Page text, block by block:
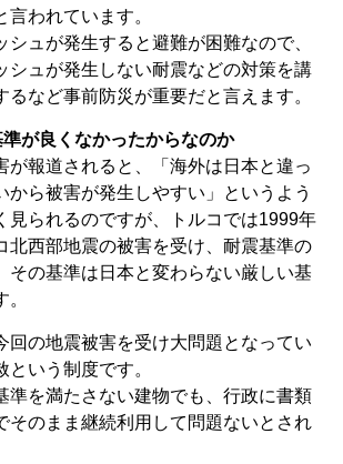
言われています。
シュが発生すると避難が困難なので、
シュが発生しない耐震などの対策を講
るなど事前防災が重要だと言えます。
が良くなかったからなのか
が報道されると、「海外は日本と違っ
から被害が発生しやすい」というよう
見られるのですが、トルコでは1999年
北西部地震の被害を受け、耐震基準の
その基準は日本と変わらない厳しい基
回の地震被害を受け大問題となってい
という制度です。
準を満たさない建物でも、行政に書類
そのまま継続利用して問題ないとされ